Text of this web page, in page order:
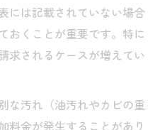
には記載されていない場合
おくことが重要です。特に
求されるケースが増えてい
な汚れ（油汚れやカビの重
料金が発生することがあり